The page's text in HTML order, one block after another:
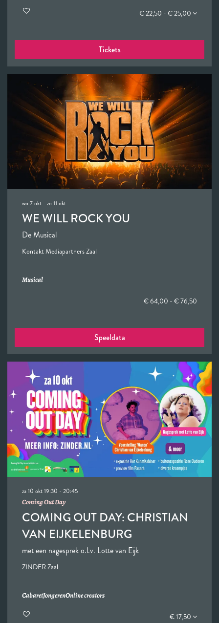
€ 22,50 - € 25,00
Tickets
WE WILL ROCK YOU
De Musical
wo 7 okt - zo 11 okt
Kontakt Mediapartners Zaal
Musical
€ 64,00 - € 76,50
Speeldata
COMING OUT DAY: CHRISTIAN
VAN EIJKELENBURG
met een nagesprek o.l.v. Lotte van Eijk
Coming Out Day
za 10 okt19:30 - 20:45
ZINDER Zaal
CabaretJongerenOnline creators
€ 17,50